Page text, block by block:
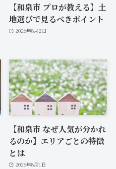
【和泉市 プロが教える】土
地選びで見るべきポイント
2026年8月2日
【和泉市 なぜ人気が分かれ
るのか】エリアごとの特徴
とは
2026年8月1日